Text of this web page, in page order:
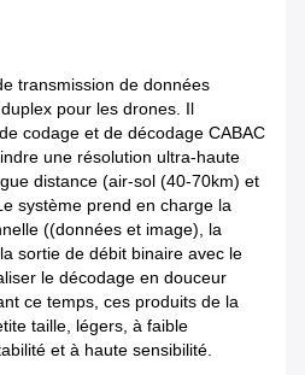
transmission de données
pour les drones. Il
codage et de décodage CABAC
une résolution ultra-haute
distance (air-sol (40-70km) et
système prend en charge la
((données et image), la
sortie de débit binaire avec le
le décodage en douceur
ce temps, ces produits de la
taille, légers, à faible
et à haute sensibilité.